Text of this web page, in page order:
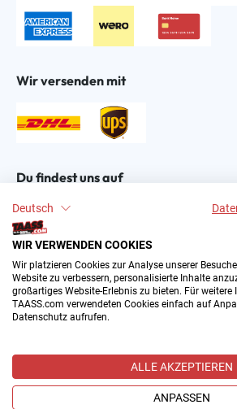
Deutsch
WIR VERWENDEN COOKIES
Wir platzieren Cookies zur Analyse unserer
Website zu verbessern, personalisierte Inhalte
großartiges Website-Erlebnis zu bieten. Für
TAASS.com verwendeten Cookies einfach auf
Datenschutz aufrufen.
ALLE AKZEPTIEREN
ANPASSEN
Wir versenden mit
Du findest uns auf
2004–∞ © by The All American
(TAASS®). Dein Online Shop für
Alle Preise inkl. gesetzl.
Versandkostenund ggf.